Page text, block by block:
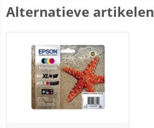
Alternatieve artikelen